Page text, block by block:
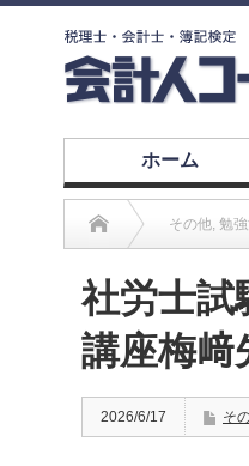
ホーム
その他, 勉
社労士試
講座梅﨑
2026/6/17 そ